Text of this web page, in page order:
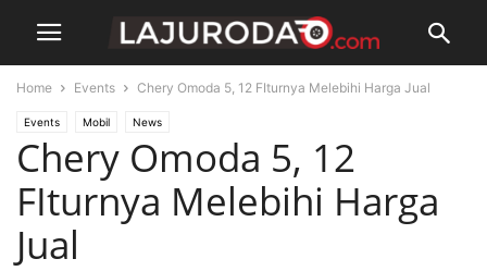
Home Events Chery Omoda 5, 12 FIturnya Melebihi Harga Jual
Events Mobil News
Chery Omoda 5, 12
FIturnya Melebihi Harga
Jual